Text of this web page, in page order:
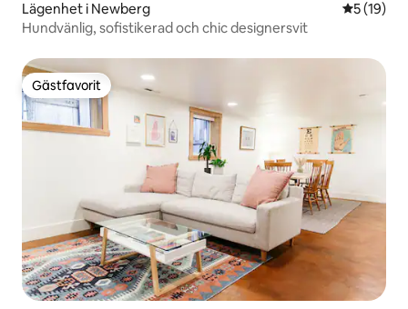
Lägenhet i Newberg 5 av 5 i
5 (19)
Hundvänlig, sofistikerad och chic designersvit
Gästfavorit
Gästfavorit